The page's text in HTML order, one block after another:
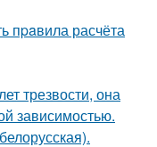
пpaвила расчёта
трезвости, она
зависимостью.